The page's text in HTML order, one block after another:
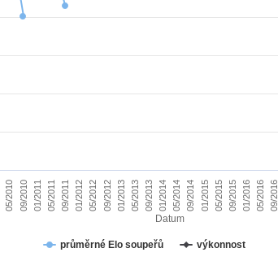
Datum
průměrné Elo soupeřů výkonnost
05/2010 09/2010 01/2011 05/2011 09/2011 01/2012 05/2012 09/2012 01/2013 05/2013 09/2013 01/2014 05/2014 09/2014 01/2015 05/2015 09/2015 01/2016 05/2016 09/2016